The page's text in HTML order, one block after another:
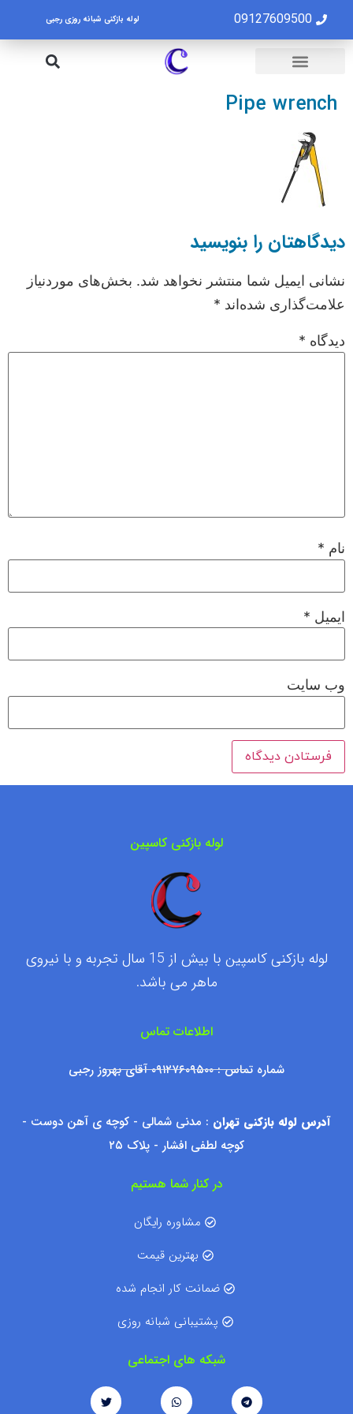
09127609500 لوله بازکنی شبانه روزی رجبی
Pipe wrench
دیدگاهتان را بنویسید
نشانی ایمیل شما منتشر نخواهد شد. بخش‌های موردنیاز
علامت‌گذاری شده‌اند *
دیدگاه *
نام *
ایمیل *
وب‌ سایت
لوله بازکنی کاسپین
لوله بازکنی کاسپین با بیش از 15 سال تجربه و با نیروی
ماهر می باشد.
اطلاعات تماس
شماره تماس : ۰۹۱۲۷۶۰۹۵۰۰ آقای بهروز رجبی
آدرس لوله بازکنی تهران : مدنی شمالی - کوچه ی آهن دوست -
کوچه لطفی افشار - پلاک ۲۵
در کنار شما هستیم
مشاوره رایگان
بهترین قیمت
ضمانت کار انجام شده
پشتیبانی شبانه روزی
شبکه های اجتماعی